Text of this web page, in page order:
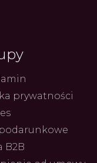
Od
ikonicznych
4.08.2026 Autor
prywatności
B2B